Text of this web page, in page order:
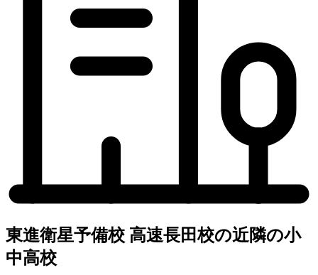
東進衛星予備校 高速長田校の近隣の小
中高校